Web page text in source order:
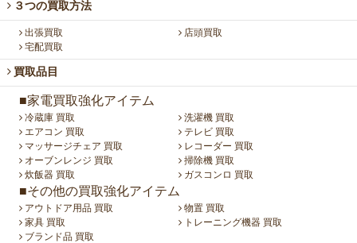
３つの買取方法
出張買取
店頭買取
宅配買取
買取品目
■家電買取強化アイテム
冷蔵庫 買取
洗濯機 買取
エアコン 買取
テレビ 買取
マッサージチェア 買取
レコーダー 買取
オーブンレンジ 買取
掃除機 買取
炊飯器 買取
ガスコンロ 買取
■その他の買取強化アイテム
アウトドア用品 買取
物置 買取
家具 買取
トレーニング機器 買取
ブランド品 買取